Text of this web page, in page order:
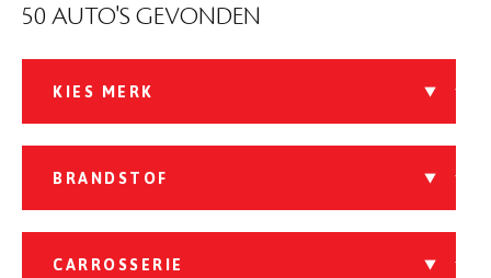
50 AUTO'S GEVONDEN